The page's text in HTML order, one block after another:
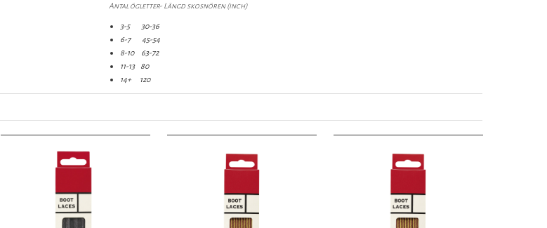
Antal ögletter- Längd skosnören (inch)
3-5 30-36
6-7 45-54
8-10 63-72
11-13 80
14+ 120